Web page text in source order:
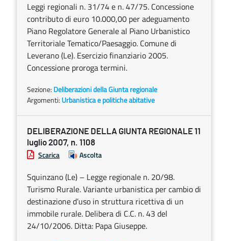
Leggi regionali n. 31/74 e n. 47/75. Concessione
contributo di euro 10.000,00 per adeguamento
Piano Regolatore Generale al Piano Urbanistico
Territoriale Tematico/Paesaggio. Comune di
Leverano (Le). Esercizio finanziario 2005.
Concessione proroga termini.
Sezione: Deliberazioni della Giunta regionale
Argomenti: Urbanistica e politiche abitative
DELIBERAZIONE DELLA GIUNTA REGIONALE 11
luglio 2007, n. 1108
Scarica Ascolta
Squinzano (Le) – Legge regionale n. 20/98.
Turismo Rurale. Variante urbanistica per cambio di
destinazione d’uso in struttura ricettiva di un
immobile rurale. Delibera di C.C. n. 43 del
24/10/2006. Ditta: Papa Giuseppe.